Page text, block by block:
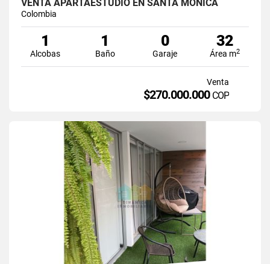
VENTA APARTAESTUDIO EN SANTA MONICA
Colombia
1
Alcobas
1
Baño
0
Garaje
32
Área m2
Venta
$270.000.000 COP